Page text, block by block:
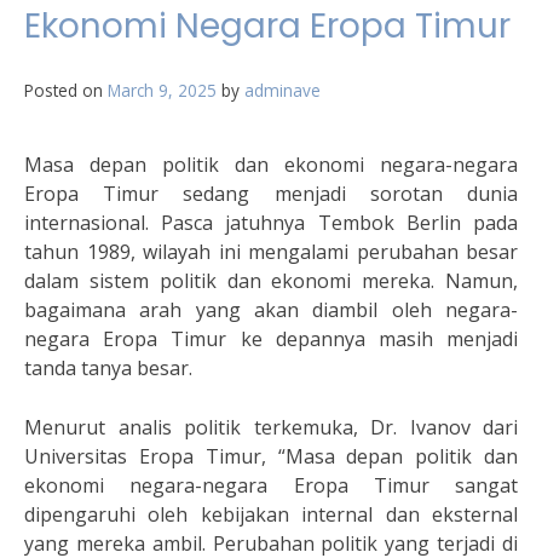
Ekonomi Negara Eropa Timur
Posted on March 9, 2025 by adminave
Masa depan politik dan ekonomi negara-negara
Eropa Timur sedang menjadi sorotan dunia
internasional. Pasca jatuhnya Tembok Berlin pada
tahun 1989, wilayah ini mengalami perubahan besar
dalam sistem politik dan ekonomi mereka. Namun,
bagaimana arah yang akan diambil oleh negara-
negara Eropa Timur ke depannya masih menjadi
tanda tanya besar.
Menurut analis politik terkemuka, Dr. Ivanov dari
Universitas Eropa Timur, “Masa depan politik dan
ekonomi negara-negara Eropa Timur sangat
dipengaruhi oleh kebijakan internal dan eksternal
yang mereka ambil. Perubahan politik yang terjadi di